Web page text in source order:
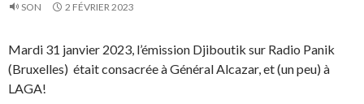
SON 2 FÉVRIER 2023
Mardi 31 janvier 2023, l’émission Djiboutik sur Radio Panik
(Bruxelles) était consacrée à Général Alcazar, et (un peu) à
LAGA!